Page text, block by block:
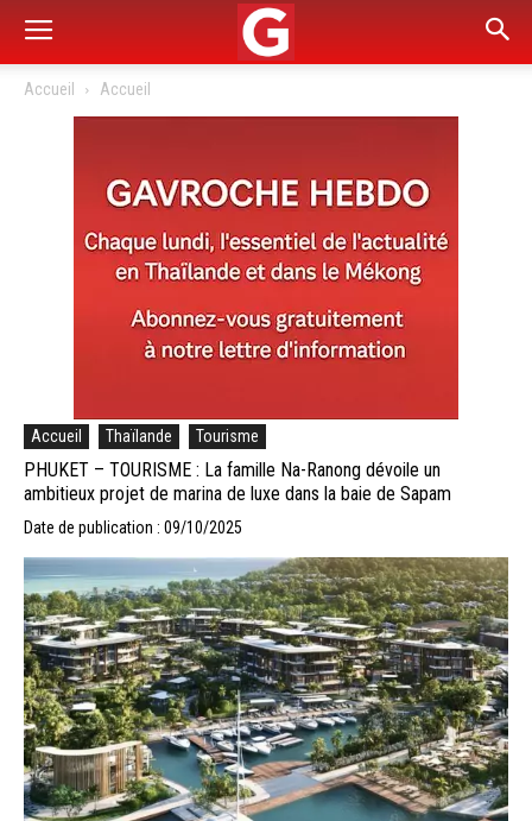
Accueil Accueil
Accueil Thaïlande Tourisme
PHUKET – TOURISME : La famille Na-Ranong dévoile un
ambitieux projet de marina de luxe dans la baie de Sapam
Date de publication : 09/10/2025